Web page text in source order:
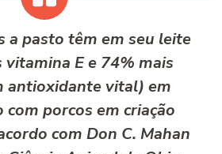
a pasto têm em seu leite
vitamina E e 74% mais
antioxidante vital) em
com porcos em criação
com Don C. Mahan